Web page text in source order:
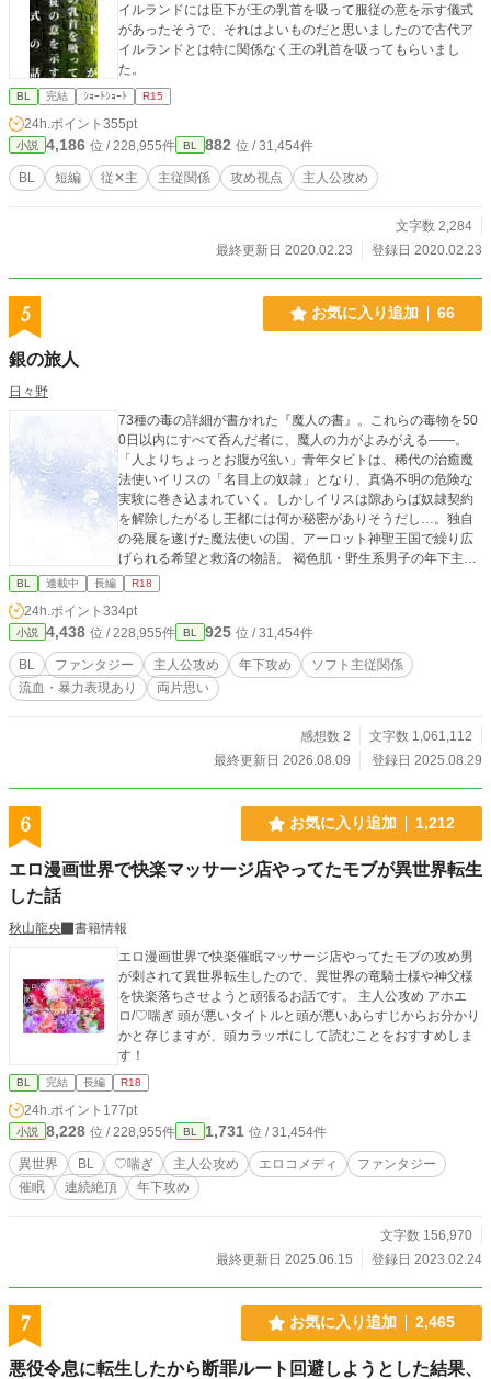
イルランドには臣下が王の乳首を吸って服従の意を示す儀式
があったそうで、それはよいものだと思いましたので古代ア
イルランドとは特に関係なく王の乳首を吸ってもらいまし
た。
BL 完結 ｼｮｰﾄｼｮｰﾄ R15
24h.ポイント 355pt
小説 4,186 位 / 228,955件 BL 882 位 / 31,454件
BL 短編 従✕主 主従関係 攻め視点 主人公攻め
文字数 2,284
最終更新日 2020.02.23
登録日 2020.02.23
5 お気に入り追加 66
銀の旅人
日々野
73種の毒の詳細が書かれた『魔人の書』。これらの毒物を50
0日以内にすべて呑んだ者に、魔人の力がよみがえる――。
「人よりちょっとお腹が強い」青年タビトは、稀代の治癒魔
法使いイリスの「名目上の奴隷」となり、真偽不明の危険な
実験に巻き込まれていく。しかしイリスは隙あらば奴隷契約
を解除したがるし王都には何か秘密がありそうだし…。独自
の発展を遂げた魔法使いの国、アーロット神聖王国で繰り広
げられる希望と救済の物語。 褐色肌・野生系男子の年下主人
公攻め×薄幸・美形・年齢不詳だが年上っぽい受け。 ※恋愛
も物語もゆっくり進行です。ちゃんと告白してチューするま
で20万字、初セッまで50万字程度かかります。 ※R18描写・
暴力・流血表現等が含まれます。苦手な方はご注意くださ
い。
BL 連載中 長編 R18
24h.ポイント 334pt
小説 4,438 位 / 228,955件 BL 925 位 / 31,454件
BL ファンタジー 主人公攻め 年下攻め
ソフト主従関係
流血・暴力表現あり
両片思い
感想数 2
文字数 1,061,112
最終更新日 2026.08.09
登録日 2025.08.29
6 お気に入り追加 1,212
エロ漫画世界で快楽マッサージ店やってたモブが異世界転生
した話
秋山龍央
書籍情報
エロ漫画世界で快楽催眠マッサージ店やってたモブの攻め男
が刺されて異世界転生したので、異世界の竜騎士様や神父様
を快楽落ちさせようと頑張るお話です。 主人公攻め アホエ
ロ/♡喘ぎ 頭が悪いタイトルと頭が悪いあらすじからお分かり
かと存じますが、頭カラッポにして読むことをおすすめしま
す！
BL 完結 長編 R18
24h.ポイント 177pt
小説 8,228 位 / 228,955件 BL 1,731 位 / 31,454件
異世界 BL ♡喘ぎ 主人公攻め エロコメディ
ファンタジー
催眠
連続絶頂 年下攻め
文字数 156,970
最終更新日 2025.06.15
登録日 2023.02.24
7 お気に入り追加 2,465
悪役令息に転生したから断罪ルート回避しようとした結果、